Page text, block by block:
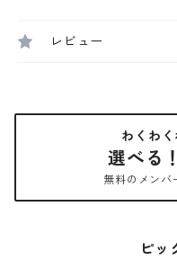
レビュー
わくわ
選べる
無料のメンバ
ピッ